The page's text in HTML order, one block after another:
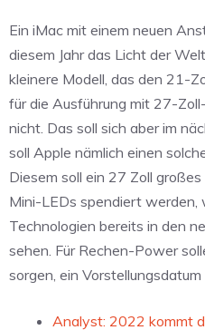
Ein iMac mit einem neuen
diesem Jahr das Licht der
kleinere Modell, das den 21-
für die Ausführung mit 27-
nicht. Das soll sich aber im
soll Apple nämlich einen
Diesem soll ein 27 Zoll
Mini-LEDs spendiert
Technologien bereits in den
sehen. Für Rechen-Power
sorgen, ein
Analyst: 2022 kommt